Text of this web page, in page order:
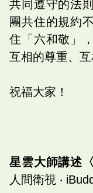
共同遵守的法
團共住的規約
住「六和敬」
互相的尊重、互
祝福大家！
星雲大師講述
人間衛視 ‧